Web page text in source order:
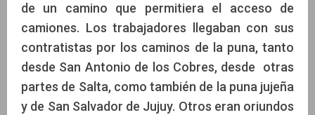
de un camino que permitiera el acceso de
camiones. Los trabajadores llegaban con sus
contratistas por los caminos de la puna, tanto
desde San Antonio de los Cobres, desde otras
partes de Salta, como también de la puna jujeña
y de San Salvador de Jujuy. Otros eran oriundos